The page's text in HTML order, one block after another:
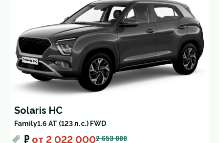
Solaris HC
Family1.6 AT (123 л.с.) FWD
₽ от 2 022 0002 653 000